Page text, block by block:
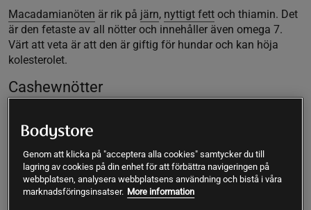
Macadamianöten är rik på järn, nyttigt fett och thiamin. Det
är den fetaste av all nötter och innehåller även omega 7.
Värt att veta är att den är giftig för hundar och kan höja
kolesterolet.
Cashewnötter
högt innehåll avmineraler
ämnesomsättningen), magnesium (för nervfunktionen),
folsyra och järn (bildandet av röda blodkroppar). Med sina
46% fett är det den magraste av alla nötter.
Genom att klicka på "acceptera alla cookies" samtycker du till
lagring av cookies på din enhet för att förbättra navigeringen på
webbplatsen, analysera webbplatsens användning och bistå i våra
marknadsföringsinsatser. More information